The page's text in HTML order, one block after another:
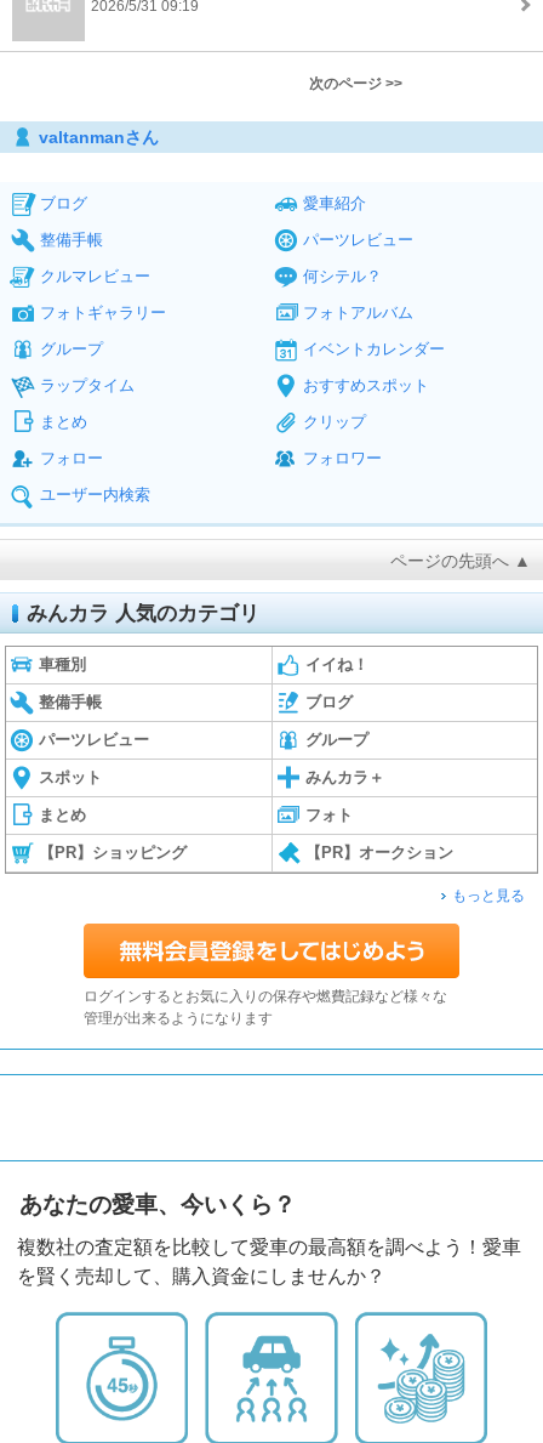
2026/5/31 09:19
次のページ >>
valtanmanさん
ブログ
愛車紹介
整備手帳
パーツレビュー
クルマレビュー
何シテル？
フォトギャラリー
フォトアルバム
グループ
イベントカレンダー
ラップタイム
おすすめスポット
まとめ
クリップ
フォロー
フォロワー
ユーザー内検索
ページの先頭へ ▲
みんカラ 人気のカテゴリ
車種別 イイね！
整備手帳 ブログ
パーツレビュー グループ
スポット みんカラ＋
まとめ フォト
【PR】ショッピング 【PR】オークション
もっと見る
ログインするとお気に入りの保存や燃費記録など様々な
管理が出来るようになります
あなたの愛車、今いくら？
複数社の査定額を比較して愛車の最高額を調べよう！愛車
を賢く売却して、購入資金にしませんか？